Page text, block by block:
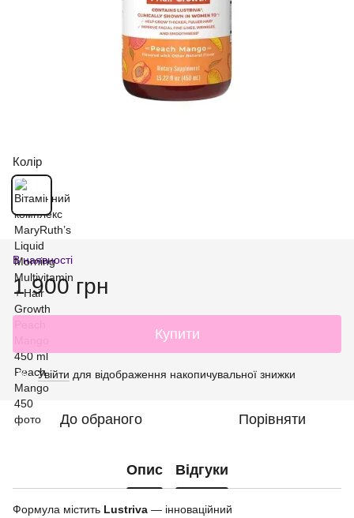
Колір
В наявності
1 900 грн
Купити
% Увійти для відображення накопичувальної знижки
До обраного Порівняти
Опис Відгуки
Формула містить Lustriva — інноваційний